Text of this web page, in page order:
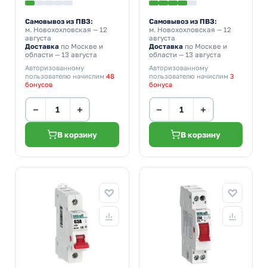
Самовывоз из ПВЗ:
м. Новохохловская — 12
августа
Доставка по Москве и
области — 13 августа
Авторизованному
пользователю начислим 48
бонусов
− +
В корзину
Самовывоз из ПВЗ:
м. Новохохловская — 12
августа
Доставкапо Москве и
области — 13 августа
Авторизованному
пользователю начислим 3
бонуса
− +
В корзину